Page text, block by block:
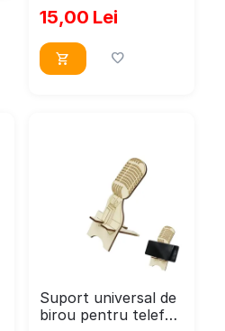
dimensiune 20x12
cm
15,00 Lei
Suport universal de
birou pentru telefon